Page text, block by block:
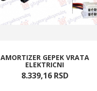
AMORTIZER GEPEK VRATA
ELEKTRICNI
8.339,16 RSD